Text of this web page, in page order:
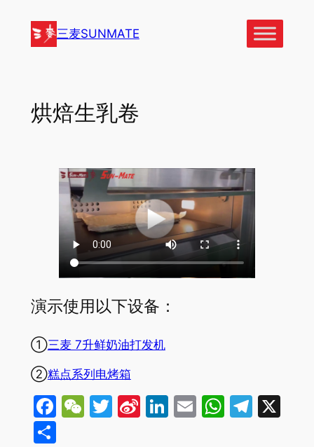
三麦SUNMATE
烘焙生乳卷
演示使用以下设备：
①三麦 7升鲜奶油打发机
②糕点系列电烤箱
Facebook
WeChat
Twitter
SinaLinkedIn
Email
X
分